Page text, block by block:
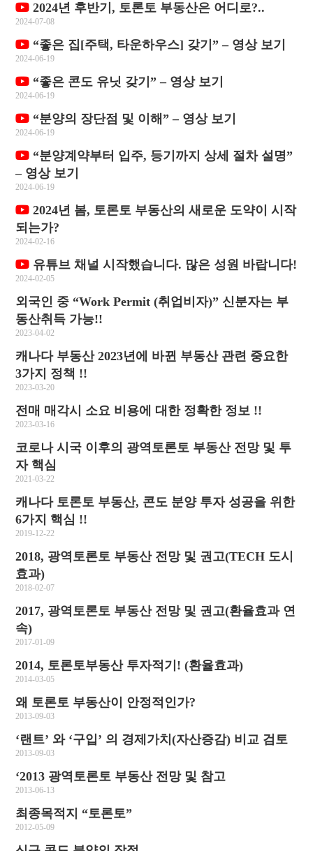
2024년 후반기, 토론토 부동산은 어디로?..
2024-07-08
“좋은 집[주택, 타운하우스] 갖기” – 영상 보기
2024-06-19
“좋은 콘도 유닛 갖기” – 영상 보기
2024-06-19
“분양의 장단점 및 이해” – 영상 보기
2024-06-19
“분양계약부터 입주, 등기까지 상세 절차 설명”
– 영상 보기
2024-06-19
2024년 봄, 토론토 부동산의 새로운 도약이 시작
되는가?
2024-02-16
유튜브 채널 시작했습니다. 많은 성원 바랍니다!
2024-02-05
외국인 중 “Work Permit (취업비자)” 신분자는 부
동산취득 가능!!
2023-04-02
캐나다 부동산 2023년에 바뀐 부동산 관련 중요한
3가지 정책 !!
2023-03-20
전매 매각시 소요 비용에 대한 정확한 정보 !!
2023-03-16
코로나 시국 이후의 광역토론토 부동산 전망 및 투
자 핵심
2021-03-22
캐나다 토론토 부동산, 콘도 분양 투자 성공을 위한
6가지 핵심 !!
2019-12-22
2018, 광역토론토 부동산 전망 및 권고(TECH 도시
효과)
2018-02-07
2017, 광역토론토 부동산 전망 및 권고(환율효과 연
속)
2017-01-09
2014, 토론토부동산 투자적기! (환율효과)
2014-03-05
왜 토론토 부동산이 안정적인가?
2013-09-03
‘랜트’ 와 ‘구입’ 의 경제가치(자산증감) 비교 검토
2013-09-03
‘2013 광역토론토 부동산 전망 및 참고
2013-06-13
최종목적지 “토론토”
2012-05-09